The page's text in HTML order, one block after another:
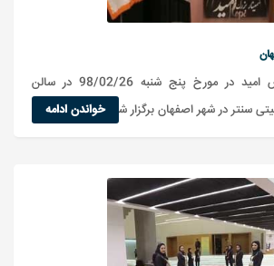
ویدیو سمینار همایش امید در مورخ پنج شنبه 98/02/26 در سالن
سنتر در شهر اصفهان برگزار شدخواندن ادامه